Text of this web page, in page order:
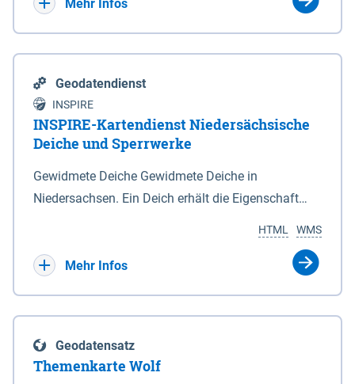
Mehr Infos
Geodatendienst
INSPIRE
INSPIRE-Kartendienst Niedersächsische
Deiche und Sperrwerke
Gewidmete Deiche Gewidmete Deiche in
Niedersachsen. Ein Deich erhält die Eigenschaft
Deichbehörde durch Verordnung ausspricht. Für
enthalten. Sperrwerke Sperrwerke sind Bauwerke
mit Sperrvorrichtungen in Tidegewässern, die dem
WMS
HTML
Mehr Infos
Geodatensatz
Themenkarte Wolf